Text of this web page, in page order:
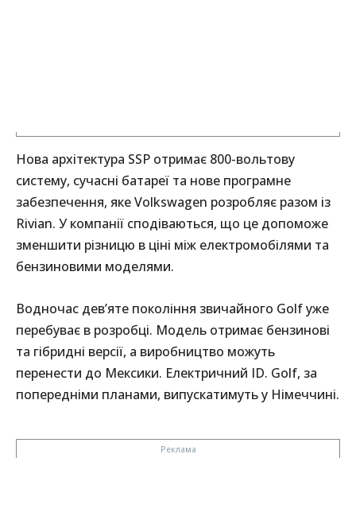
Нова архітектура SSP отримає 800-вольтову
систему, сучасні батареї та нове програмне
забезпечення, яке Volkswagen розробляє разом із
Rivian. У компанії сподіваються, що це допоможе
зменшити різницю в ціні між електромобілями та
бензиновими моделями.
Водночас дев’яте покоління звичайного Golf уже
перебуває в розробці. Модель отримає бензинові
та гібридні версії, а виробництво можуть
перенести до Мексики. Електричний ID. Golf, за
попередніми планами, випускатимуть у Німеччині.